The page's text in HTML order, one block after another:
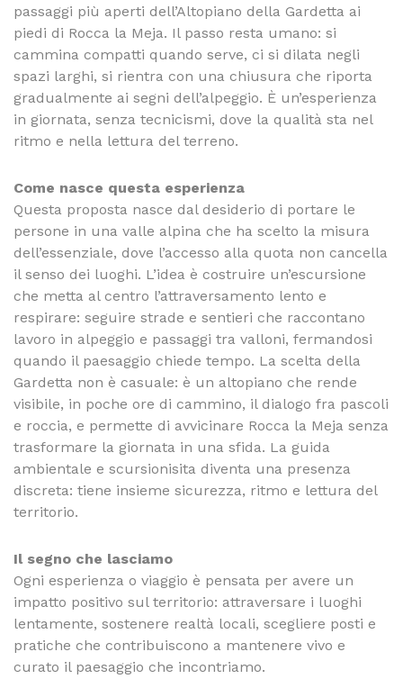
passaggi più aperti dell’Altopiano della Gardetta ai
piedi di Rocca la Meja. Il passo resta umano: si
cammina compatti quando serve, ci si dilata negli
spazi larghi, si rientra con una chiusura che riporta
gradualmente ai segni dell’alpeggio. È un’esperienza
in giornata, senza tecnicismi, dove la qualità sta nel
ritmo e nella lettura del terreno.
Come nasce questa esperienza
Questa proposta nasce dal desiderio di portare le
persone in una valle alpina che ha scelto la misura
dell’essenziale, dove l’accesso alla quota non cancella
il senso dei luoghi. L’idea è costruire un’escursione
che metta al centro l’attraversamento lento e
respirare: seguire strade e sentieri che raccontano
lavoro in alpeggio e passaggi tra valloni, fermandosi
quando il paesaggio chiede tempo. La scelta della
Gardetta non è casuale: è un altopiano che rende
visibile, in poche ore di cammino, il dialogo fra pascoli
e roccia, e permette di avvicinare Rocca la Meja senza
trasformare la giornata in una sfida. La guida
ambientale e scursionisita diventa una presenza
discreta: tiene insieme sicurezza, ritmo e lettura del
territorio.
Il segno che lasciamo
Ogni esperienza o viaggio è pensata per avere un
impatto positivo sul territorio: attraversare i luoghi
lentamente, sostenere realtà locali, scegliere posti e
pratiche che contribuiscono a mantenere vivo e
curato il paesaggio che incontriamo.